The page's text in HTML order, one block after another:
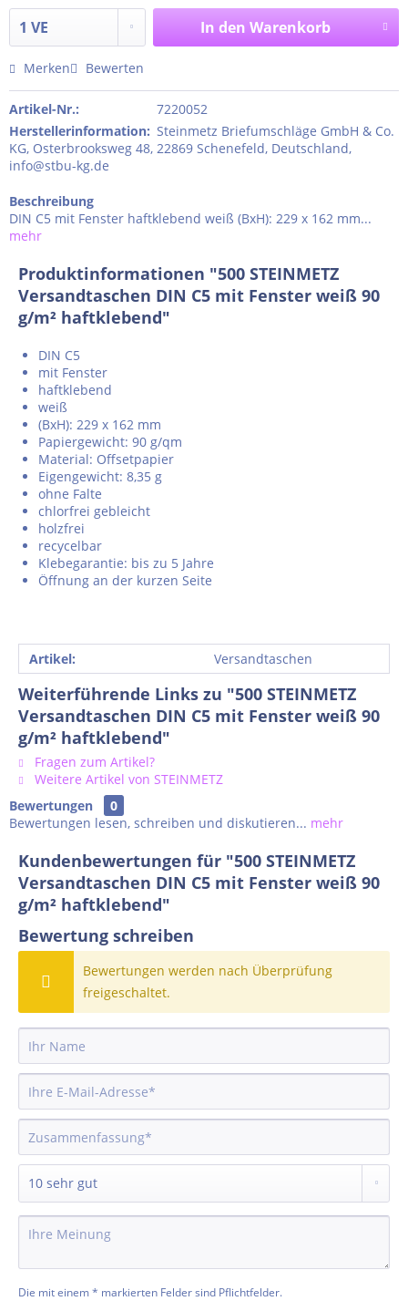
In den Warenkorb
Merken Bewerten
Artikel-Nr.:
7220052
Herstellerinformation: Steinmetz Briefumschläge GmbH & Co.
KG, Osterbrooksweg 48, 22869 Schenefeld, Deutschland,
info@stbu-kg.de
Beschreibung
DIN C5 mit Fenster haftklebend weiß (BxH): 229 x 162 mm...
mehr
Produktinformationen "500 STEINMETZ
Versandtaschen DIN C5 mit Fenster weiß 90
g/m² haftklebend"
DIN C5
mit Fenster
haftklebend
weiß
(BxH): 229 x 162 mm
Papiergewicht: 90 g/qm
Material: Offsetpapier
Eigengewicht: 8,35 g
ohne Falte
chlorfrei gebleicht
holzfrei
recycelbar
Klebegarantie: bis zu 5 Jahre
Öffnung an der kurzen Seite
Artikel: Versandtaschen
Weiterführende Links zu "500 STEINMETZ
Versandtaschen DIN C5 mit Fenster weiß 90
g/m² haftklebend"
Fragen zum Artikel?
Weitere Artikel von STEINMETZ
Bewertungen
0
Bewertungen lesen, schreiben und diskutieren... mehr
Kundenbewertungen für "500 STEINMETZ
Versandtaschen DIN C5 mit Fenster weiß 90
g/m² haftklebend"
Bewertung schreiben
Bewertungen werden nach Überprüfung
freigeschaltet.
Die mit einem * markierten Felder sind Pflichtfelder.